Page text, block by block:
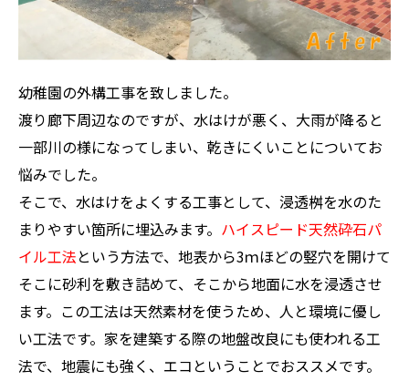
幼稚園の外構工事を致しました。
渡り廊下周辺なのですが、水はけが悪く、大雨が降ると
一部川の様になってしまい、乾きにくいことについてお
悩みでした。
そこで、水はけをよくする工事として、浸透桝を水のた
まりやすい箇所に埋込みます。 ハイスピード天然砕石パ
イル工法という方法で、地表から3ｍほどの竪穴を開けて
そこに砂利を敷き詰めて、そこから地面に水を浸透させ
ます。この工法は天然素材を使うため、人と環境に優し
い工法です。家を建築する際の地盤改良にも使われる工
法で、地震にも強く、エコということでおススメです。